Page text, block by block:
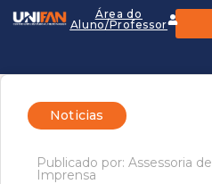
Área do
Aluno/Professor
Noticias
Publicado por: Assessoria de
Imprensa